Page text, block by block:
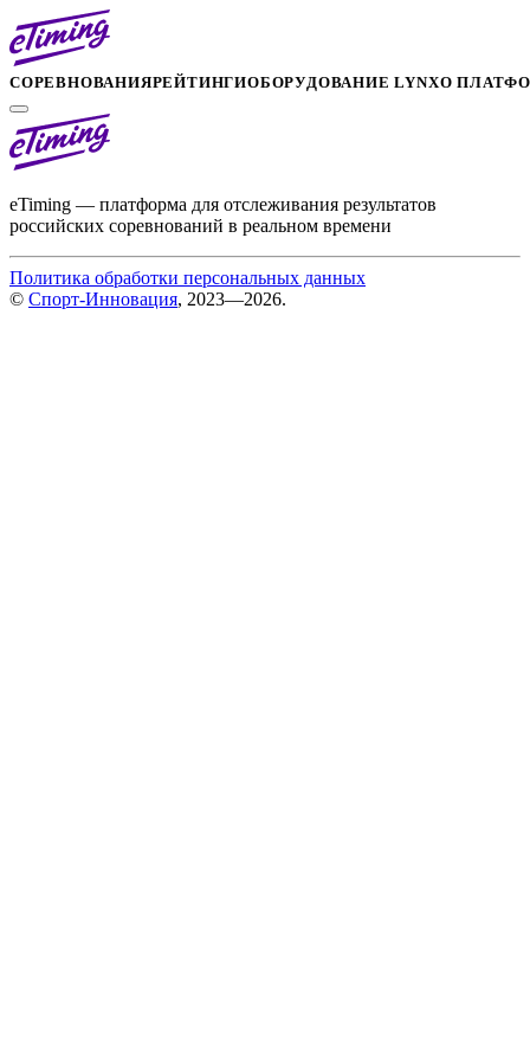
СОРЕВНОВАНИЯРЕЙТИНГИОБОРУДОВАНИЕ LYNXО
eTiming — платформа для отслеживания результатов
российских соревнований в реальном времени
Политика обработки персональных данных
© Спорт-Инновация, 2023—2026.